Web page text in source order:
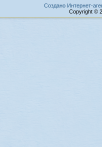
Создано Интернет-
Copyright ©